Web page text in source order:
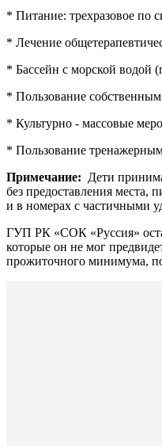
* Питание: трехразовое
* Лечение
* Бассейн с морской водой
* Пользование
* Культурно - массовые
* Пользование
Примечание: Дети
без предоставления места,
и в номерах с частичными
ГУП РК «СОК «Руссия»
которые он не мог
прожиточного минимума,